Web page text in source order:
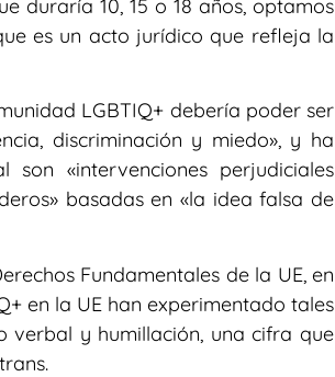
duraría 10, 15 o 18 años, optamos
es un acto jurídico que refleja la
LGBTIQ+ debería poder ser
discriminación y miedo», y ha
«intervenciones perjudiciales
basadas en «la idea falsa de
Fundamentales de la UE, en
en la UE han experimentado tales
verbal y humillación, una cifra que